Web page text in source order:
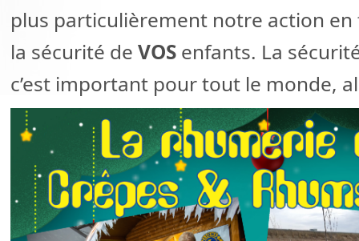
plus particulièrement notre action
la sécurité de VOS enfants. La
c’est important pour tout le monde,